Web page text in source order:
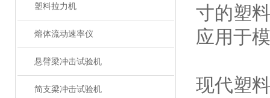
塑料拉力机
熔体流动速率仪
悬臂梁冲击试验机
简支梁冲击试验机
寸的塑
应用于
现代塑